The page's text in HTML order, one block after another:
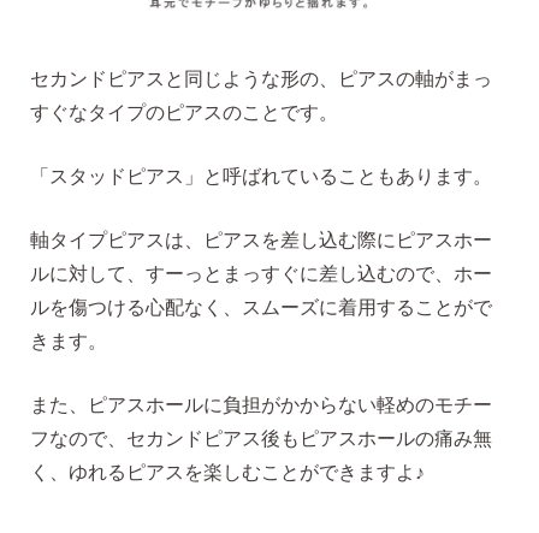
全ての商品を見る
ピアスの大きさで選ぶ
シーンで選ぶ
セカンドピアスと同じような形の、ピアスの軸がまっ
すぐなタイプのピアスのことです。
「スタッドピアス」と呼ばれていることもあります。
軸タイプピアスは、ピアスを差し込む際にピアスホー
ルに対して、すーっとまっすぐに差し込むので、ホー
ルを傷つける心配なく、スムーズに着用することがで
きます。
また、ピアスホールに負担がかからない軽めのモチー
フなので、セカンドピアス後もピアスホールの痛み無
く、ゆれるピアスを楽しむことができますよ♪